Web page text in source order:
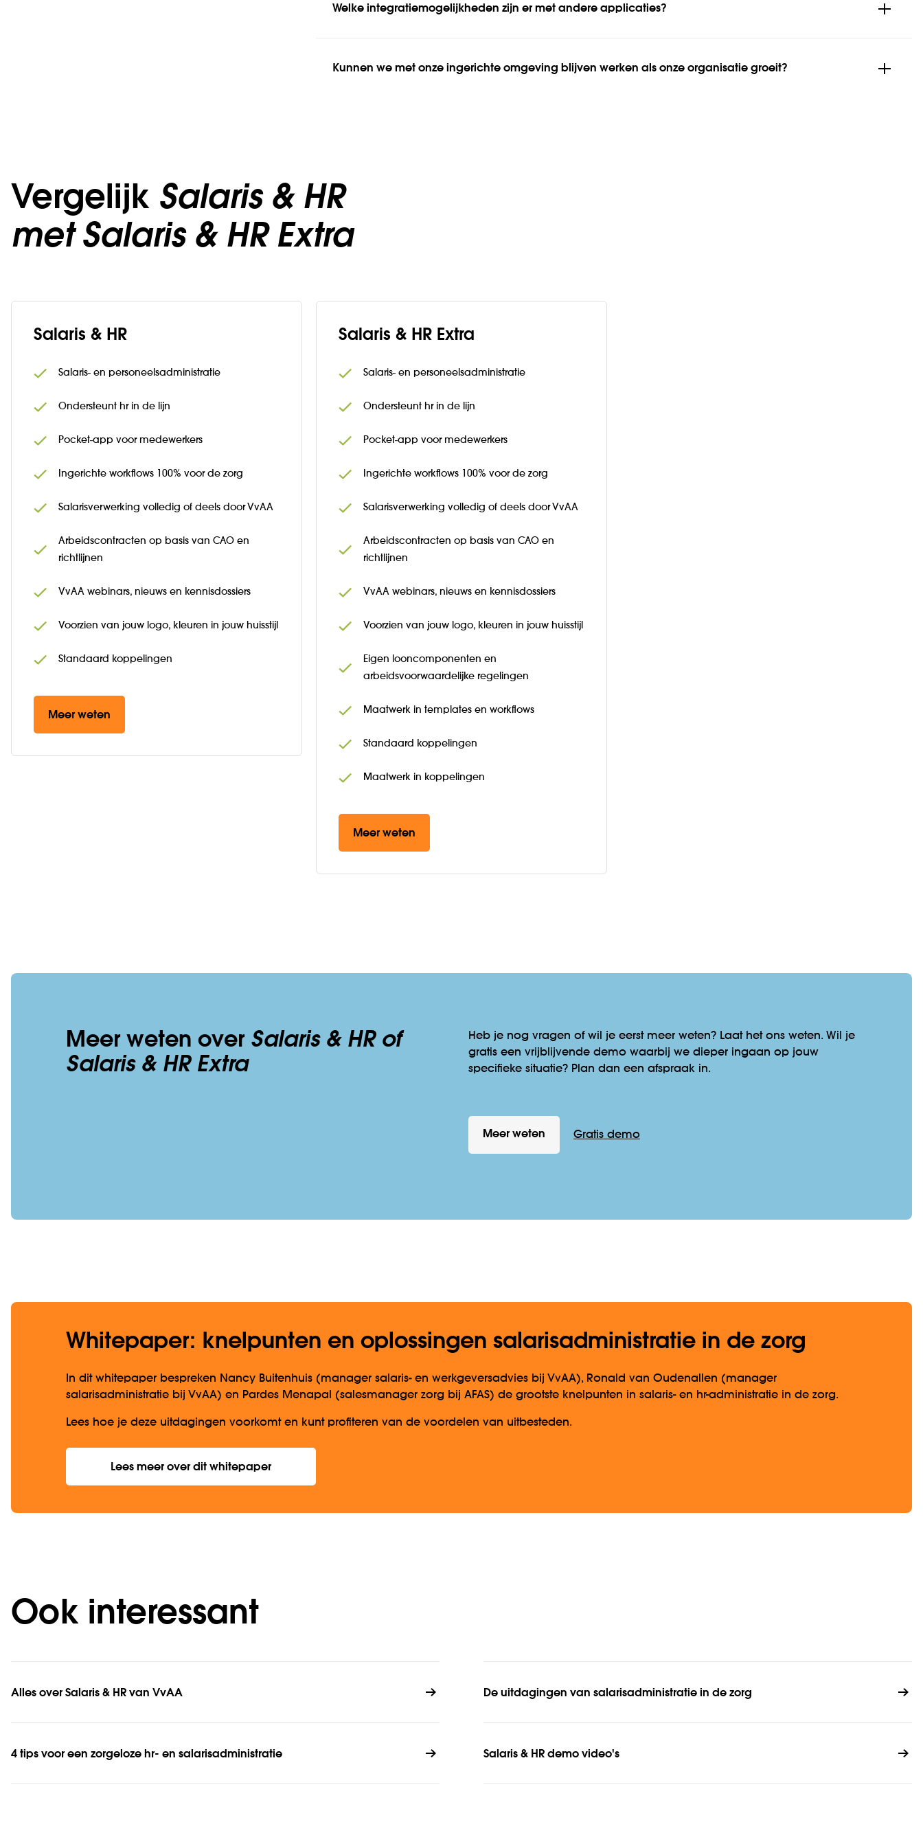
Welke integratiemogelijkheden zijn er met andere applicaties?
Kunnen we met onze ingerichte omgeving blijven werken als onze organisatie groeit?
Vergelijk Salaris & HR
metSalaris & HR Extra
Salaris & HR
Salaris- en personeelsadministratie
Ondersteunt hr in de lijn
Pocket-app voor medewerkers
Ingerichte workflows 100% voor de zorg
Salarisverwerking volledig of deels door VvAA
Arbeidscontracten op basis van CAO en
richtlijnen
VvAA webinars, nieuws en kennisdossiers
Voorzien van jouw logo, kleuren in jouw huisstijl
Standaard koppelingen
Meer weten
Salaris & HR Extra
Salaris- en personeelsadministratie
Ondersteunt hr in de lijn
Pocket-app voor medewerkers
Ingerichte workflows 100% voor de zorg
Salarisverwerking volledig of deels door VvAA
Arbeidscontracten op basis van CAO en
richtlijnen
VvAA webinars, nieuws en kennisdossiers
Voorzien van jouw logo, kleuren in jouw huisstijl
Eigen looncomponenten en
arbeidsvoorwaardelijke regelingen
Maatwerk in templates en workflows
Standaard koppelingen
Maatwerk in koppelingen
Meer weten
Meer weten over Salaris & HRof
Salaris & HR Extra
Heb je nog vragen of wil je eerst meer weten? Laat het ons weten. Wil je
gratis een vrijblijvende demo waarbij we dieper ingaan op jouw
specifieke situatie? Plan dan een afspraak in.
Meer weten Gratis demo
Whitepaper: knelpunten en oplossingen salarisadministratie in de zorg
In dit whitepaper bespreken Nancy Buitenhuis (manager salaris- en werkgeversadvies bij VvAA), Ronald van Oudenallen (manager
salarisadministratie bij VvAA) en Pardes Menapal (salesmanager zorg bij AFAS) de grootste knelpunten in salaris- en hr-administratie in de zorg.
Lees hoe je deze uitdagingen voorkomt en kunt profiteren van de voordelen van uitbesteden.
Lees meer over dit whitepaper
Ook interessant
Alles over Salaris & HR van VvAA
4 tips voor een zorgeloze hr- en salarisadministratie
De uitdagingen van salaris­administratie in de zorg
Salaris & HR demo video's